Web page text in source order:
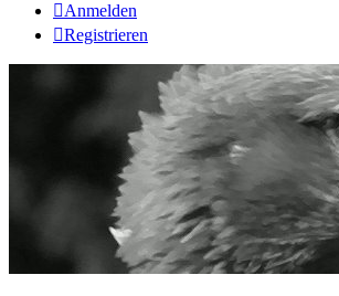
Anmelden
Registrieren